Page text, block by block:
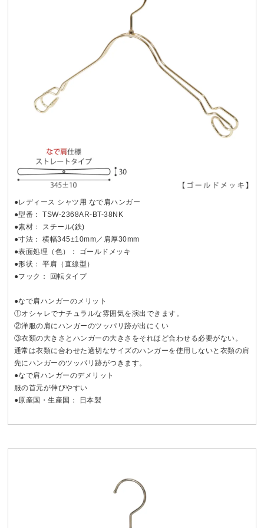
●レディース シャツ用 なで肩ハンガー
●型番： TSW-2368AR-BT-38NK
●素材： スチール(鉄)
●寸法： 横幅345±10mm／肩厚30mm
●表面処理（色）： ゴールドメッキ
●形状： 平肩（直線型）
●フック： 回転タイプ
●なで肩ハンガーのメリット
①オシャレでナチュラルな雰囲気を演出できます。
②洋服の肩にハンガーのツッパリ跡が出にくい
③衣類の大きさとハンガーの大きさをそれほど合わせる必要がない。
通常は衣類に合わせた適切なサイズのハンガーを使用しないと衣類の肩
先にハンガーのツッパリ跡がつきます。
●なで肩ハンガーのデメリット
服の首元が伸びやすい
●原産国・生産国： 日本製